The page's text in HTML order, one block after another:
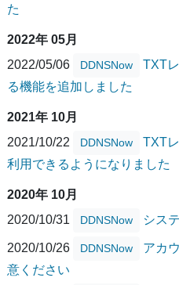
た
2022年 05月
2022/05/06
DDNSNow
TXT
る機能を追加しました
2021年 10月
2021/10/22
DDNSNow
TXT
利用できるようになりました
2020年 10月
2020/10/31
DDNSNow シス
2020/10/26 DDNSNow
アカ
意ください